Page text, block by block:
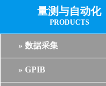
量测与自动化
PRODUCTS
» 数据采集
» GPIB